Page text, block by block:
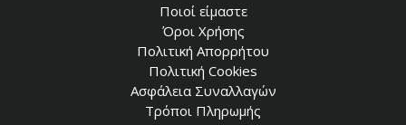
Ποιοί είμαστε
Όροι Χρήσης
Πολιτική Απορρήτου
Πολιτική Cookies
Ασφάλεια Συναλλαγών
Τρόποι Πληρωμής